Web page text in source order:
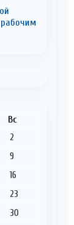
рабочим
Вс
2
9
16
23
30